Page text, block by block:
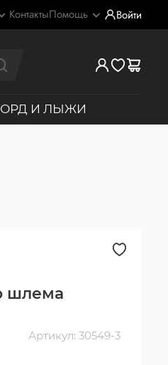
КонтактыПомощь Войти
И ЛЫЖИ
шлема
Артикул: 30549-3